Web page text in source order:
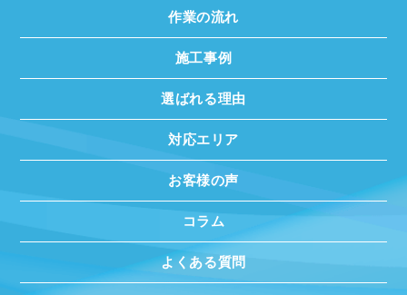
作業の流れ
施工事例
選ばれる理由
対応エリア
お客様の声
コラム
よくある質問